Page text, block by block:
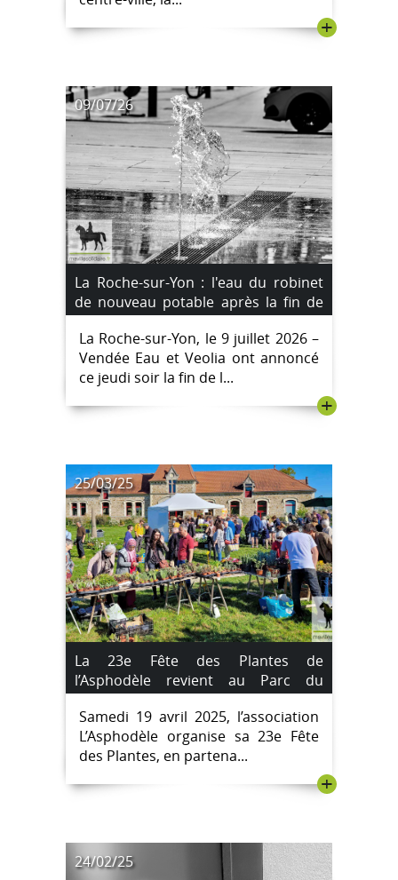
+
09/07/26
La Roche-sur-Yon : l'eau du robinet
de nouveau potable après la fin de
l'incident au manganèse
La Roche-sur-Yon, le 9 juillet 2026 –
Vendée Eau et Veolia ont annoncé
ce jeudi soir la fin de l...
+
25/03/25
La 23e Fête des Plantes de
l’Asphodèle revient au Parc du
Château des Oudairies
Samedi 19 avril 2025, l’association
L’Asphodèle organise sa 23e Fête
des Plantes, en partena...
+
24/02/25